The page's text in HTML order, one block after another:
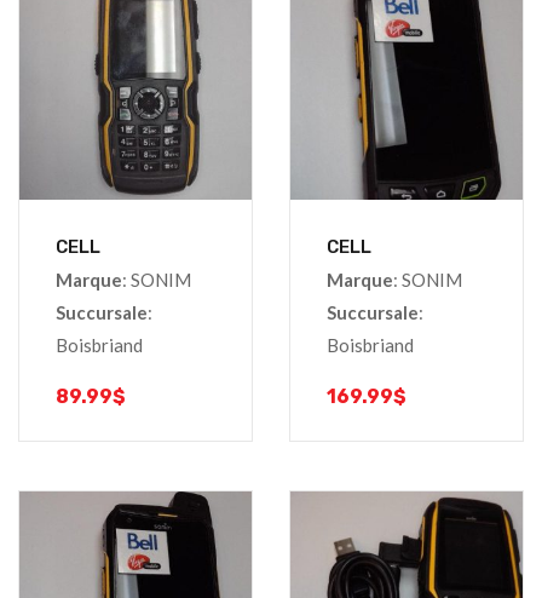
CELL
Marque: SONIM
Succursale:
Boisbriand
89.99$
CELL
Marque: SONIM
Succursale:
Boisbriand
169.99$